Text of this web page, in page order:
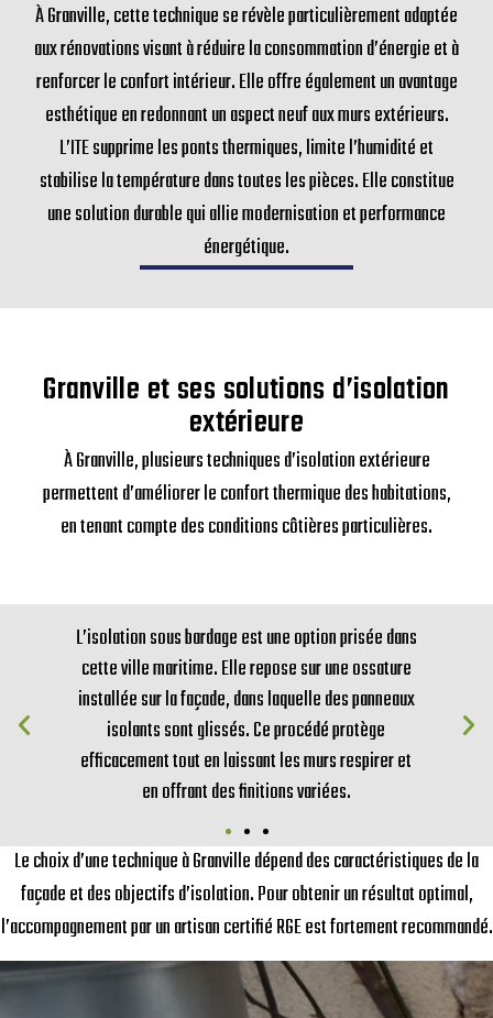
À Granville, cette technique se révèle particulièrement adaptée
aux rénovations visant à réduire la consommation d’énergie et à
renforcer le confort intérieur. Elle offre également un avantage
esthétique en redonnant un aspect neuf aux murs extérieurs.
L’ITE supprime les ponts thermiques, limite l’humidité et
stabilise la température dans toutes les pièces. Elle constitue
une solution durable qui allie modernisation et performance
énergétique.
Granville et ses solutions d’isolation
extérieure
À Granville, plusieurs techniques d’isolation extérieure
permettent d’améliorer le confort thermique des habitations,
en tenant compte des conditions côtières particulières.
L’isolation sous bardage est une option prisée dans
cette ville maritime. Elle repose sur une ossature
installée sur la façade, dans laquelle des panneaux
isolants sont glissés. Ce procédé protège
efficacement tout en laissant les murs respirer et
en offrant des finitions variées.
Le choix d’une technique à Granville dépend des caractéristiques de la
façade et des objectifs d’isolation. Pour obtenir un résultat optimal,
l’accompagnement par un artisan certifié RGE est fortement recommandé.